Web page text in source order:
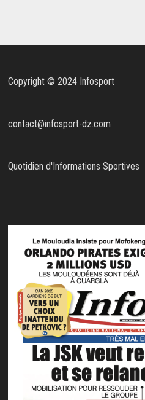
Copyright © 2024 Infosport
contact@infosport-dz.com
Quotidien d'Informations Sportives